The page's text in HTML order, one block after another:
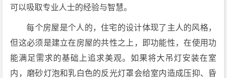
可以吸取专业人士的经验与智慧。
每个房屋是个人的，住宅的设计体现了主人的风格，
但这必须是建立在房屋的共性之上，即功能性，在使用功
能满足需求的基础上追求美观。如果将大吊灯安装在室
内，磨砂灯泡和乳白色的反光灯罩会给室内造成压抑、昏